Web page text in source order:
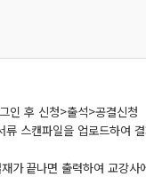
인 후 신청>출석>공결신청
스캔파일을 업로드하여
가 끝나면 출력하여 교강사